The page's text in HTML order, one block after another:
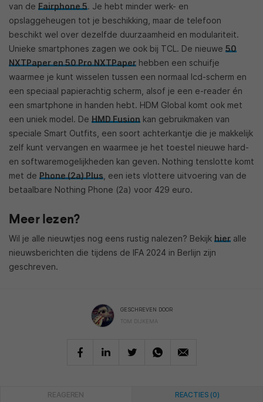
van de Fairphone 5. Je hebt minder werk- en
opslaggeheugen tot je beschikking, maar de telefoon
beschikt wel over dezelfde duurzaamheid en modulariteit.
Unieke smartphones zagen we ook bij TCL. De nieuwe 50
NXTPaper en 50 Pro NXTPaper hebben een schuifje
waarmee je kunt wisselen tussen een normaal lcd-scherm en
een speciaal papierachtig scherm, alsof je een e-reader én
een smartphone in handen hebt. HDM Global komt ook met
een uniek model. De HMD Fusion kan gebruikmaken van
speciale Smart Outfits, een soort achterkantje die je makkelijk
zelf kunt vervangen en waarmee je het toestel nieuwe hard-
en softwaremogelijkheden kan geven. Nothing tenslotte komt
met de Phone (2a) Plus , een iets vlottere uitvoering van de
betaalbare Nothing Phone (2a) voor 429 euro.
Meer lezen?
Wil je alle nieuwtjes nog eens rustig nalezen? Bekijk hier alle
nieuwsberichten die tijdens de IFA 2024 in Berlijn zijn
geschreven.
GESCHREVEN DOOR
TOM DIJKEMA
REAGEREN REACTIES (0)